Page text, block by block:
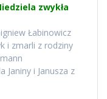
zwykła
Łabinowicz
i zmarli z rodziny
Janiny i Janusza z